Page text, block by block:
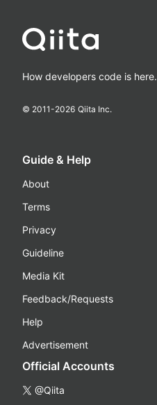
How developers code is here.
© 2011-2026 Qiita Inc.
Guide & Help
About
Terms
Privacy
Guideline
Media Kit
Feedback/Requests
Help
Advertisement
Official Accounts
@Qiita